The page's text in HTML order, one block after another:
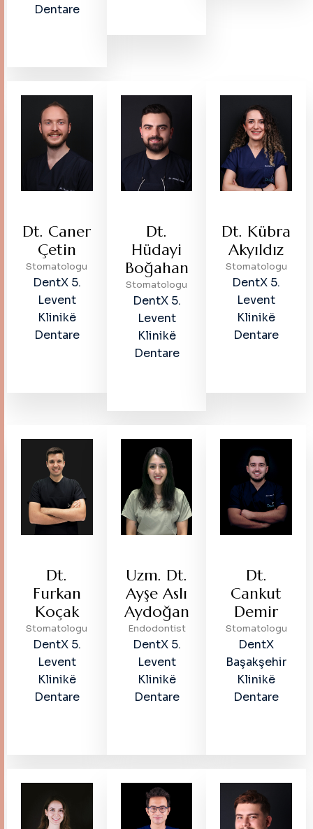
Dentare
Dt. Caner
Çetin
Stomatologu
DentX 5.
Levent
Klinikë
Dentare
Dt.
Hüdayi
Boğahan
Stomatologu
DentX 5.
Levent
Klinikë
Dentare
Dt. Kübra
Akyıldız
Stomatologu
DentX 5.
Levent
Klinikë
Dentare
Dt.
Furkan
Koçak
Stomatologu
DentX 5.
Levent
Klinikë
Dentare
Uzm. Dt.
Ayşe Aslı
Aydoğan
Endodontist
DentX 5.
Levent
Klinikë
Dentare
Dt.
Cankut
Demir
Stomatologu
DentX
Başakşehir
Klinikë
Dentare